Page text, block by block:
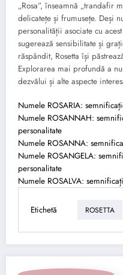
„Rosa”, înseamnă „trandafir
delicatețe și frumusețe. Deși
personalității asociate cu
sugerează sensibilitate și
răspândit, Rosetta își
Explorarea mai profundă a
dezvălui și alte aspecte
Numele ROSARIA:
Numele ROSANNAH:
personalitate
Numele ROSANNA:
Numele ROSANGELA:
personalitate
Numele ROSALVA:
Etichetă ROSETTA